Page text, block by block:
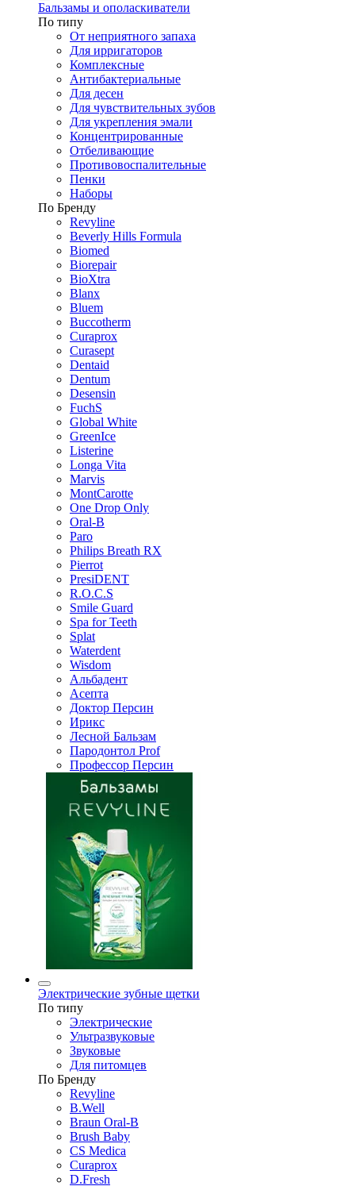
Бальзамы и ополаскиватели
По типу
От неприятного запаха
Для ирригаторов
Комплексные
Антибактериальные
Для десен
Для чувствительных зубов
Для укрепления эмали
Концентрированные
Отбеливающие
Противовоспалительные
Пенки
Наборы
По Бренду
Revyline
Beverly Hills Formula
Biomed
Biorepair
BioXtra
Blanx
Bluem
Buccotherm
Curaprox
Curasept
Dentaid
Dentum
Desensin
FuchS
Global White
GreenIce
Listerine
Longa Vita
Marvis
MontCarotte
One Drop Only
Oral-B
Paro
Philips Breath RX
Pierrot
PresiDENT
R.O.C.S
Smile Guard
Spa for Teeth
Splat
Waterdent
Wisdom
Альбадент
Асепта
Доктор Персин
Ирикс
Лесной Бальзам
Пародонтол Prof
Профессор Персин
Электрические зубные щетки
По типу
Электрические
Ультразвуковые
Звуковые
Для питомцев
По Бренду
Revyline
B.Well
Braun Oral-B
Brush Baby
CS Medica
Curaprox
D.Fresh